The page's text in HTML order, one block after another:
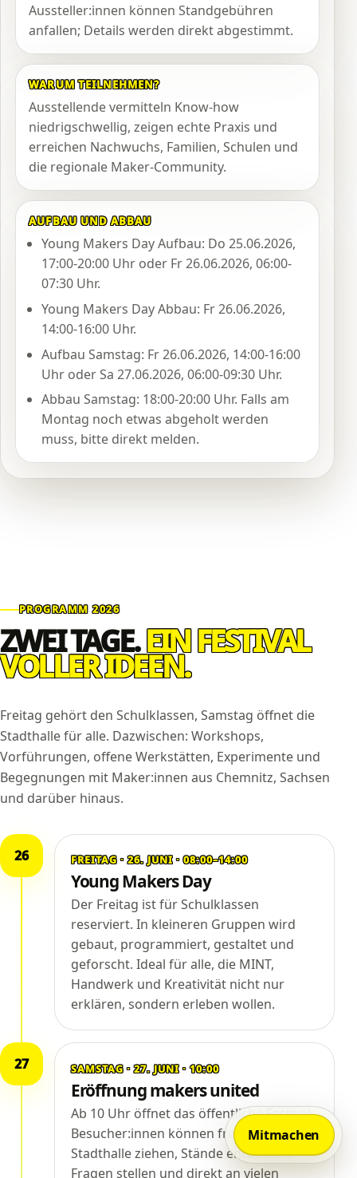
Aussteller:innen können Standgebühren
anfallen; Details werden direkt abgestimmt.
WARUM TEILNEHMEN?
Ausstellende vermitteln Know-how
niedrigschwellig, zeigen echte Praxis und
erreichen Nachwuchs, Familien, Schulen und
die regionale Maker-Community.
AUFBAU UND ABBAU
Young Makers Day Aufbau: Do 25.06.2026,
17:00-20:00 Uhr oder Fr 26.06.2026, 06:00-
07:30 Uhr.
Young Makers Day Abbau: Fr 26.06.2026,
14:00-16:00 Uhr.
Aufbau Samstag: Fr 26.06.2026, 14:00-16:00
Uhr oder Sa 27.06.2026, 06:00-09:30 Uhr.
Abbau Samstag: 18:00-20:00 Uhr. Falls am
Montag noch etwas abgeholt werden
muss, bitte direkt melden.
PROGRAMM 2026
ZWEI TAGE.EIN FESTIVAL
VOLLER IDEEN.
Freitag gehört den Schulklassen, Samstag öffnet die
Stadthalle für alle. Dazwischen: Workshops,
Vorführungen, offene Werkstätten, Experimente und
Begegnungen mit Maker:innen aus Chemnitz, Sachsen
und darüber hinaus.
26 FREITAG · 26. JUNI · 08:00–14:00
Young Makers Day
Der Freitag ist für Schulklassen
reserviert. In kleineren Gruppen wird
gebaut, programmiert, gestaltet und
geforscht. Ideal für alle, die MINT,
Handwerk und Kreativität nicht nur
erklären, sondern erleben wollen.
27 SAMSTAG · 27. JUNI · 10:00
Eröffnung makers united
Ab 10 Uhr öffnet das öffentliche Festival.
Besucher:innen können frei durch die
Stadthalle ziehen, Stände entdecken,
Fragen stellen und direkt an vielen
Mitmachen